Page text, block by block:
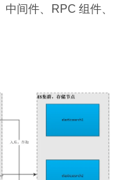
间件、RPC 组件、